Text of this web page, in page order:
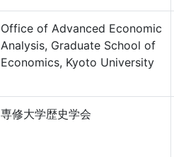
Office of Advanced Economic
Analysis, Graduate School of
Economics, Kyoto University
専修大学歴史学会